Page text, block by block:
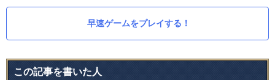
早速ゲームをプレイする！
この記事を書いた人